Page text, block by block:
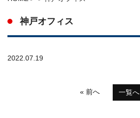
神戸オフィス
2022.07.19
« 前へ 一覧へ